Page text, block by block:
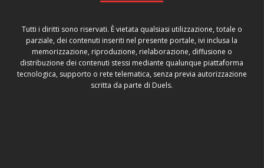
Tutti i diritti sono riservati. È vietata qualsiasi utilizzazione, totale o
parziale, dei contenuti inseriti nel presente portale, ivi inclusa la
memorizzazione, riproduzione, rielaborazione, diffusione o
distribuzione dei contenuti stessi mediante qualunque piattaforma
tecnologica, supporto o rete telematica, senza previa autorizzazione
scritta da parte di Duels.